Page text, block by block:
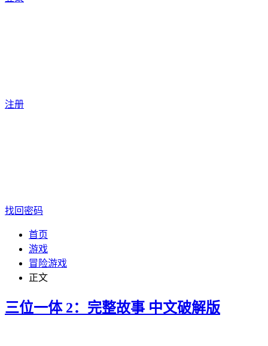
注册
找回密码
首页
游戏
冒险游戏
正文
三位一体 2：完整故事 中文破解版